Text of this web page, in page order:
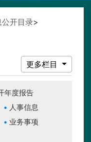
开目录>
更多栏目
年度报告
人事信息
业务事项